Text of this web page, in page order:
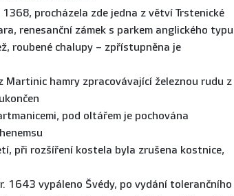
procházela zde jedna z větví Trstenické
renesanční zámek s parkem anglického typu
roubené chalupy – zpřístupněna je
hamry zpracovávající železnou rudu z
pod oltářem je pochována
při rozšíření kostela byla zrušena kostnice,
1643 vypáleno Švédy, po vydání tolerančního